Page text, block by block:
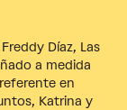
Díaz, Las
a medida
en
Katrina y